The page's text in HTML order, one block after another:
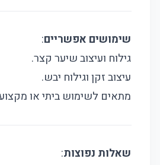
שימושים אפשריים:
גילוח ועיצוב שיער קצר.
עיצוב זקן וגילוח יבש.
מתאים לשימוש ביתי או
שאלות נפוצות: